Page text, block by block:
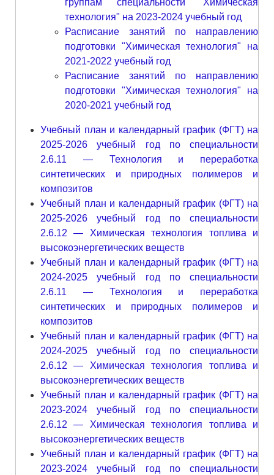
группам специальности "Химическая
технология" на 2023-2024 учебный год
Расписание занятий по направлению
подготовки "Химическая технология" на
2021-2022 учебный год
Расписание занятий по направлению
подготовки "Химическая технология" на
2020-2021 учебный год
Учебный план и календарный график (ФГТ) на
2025-2026 учебный год по специальности
2.6.11 — Технология и переработка
синтетических и природных полимеров и
композитов
Учебный план и календарный график (ФГТ) на
2025-2026 учебный год по специальности
2.6.12 — Химическая технология топлива и
высокоэнергетических веществ
Учебный план и календарный график (ФГТ) на
2024-2025 учебный год по специальности
2.6.11 — Технология и переработка
синтетических и природных полимеров и
композитов
Учебный план и календарный график (ФГТ) на
2024-2025 учебный год по специальности
2.6.12 — Химическая технология топлива и
высокоэнергетических веществ
Учебный план и календарный график (ФГТ) на
2023-2024 учебный год по специальности
2.6.12 — Химическая технология топлива и
высокоэнергетических веществ
Учебный план и календарный график (ФГТ) на
2023-2024 учебный год по специальности